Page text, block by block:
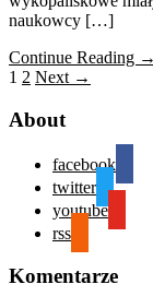
naukowcy […]
Continue Reading →
1 2 Next →
About
facebook
twitter
youtube
rss
Komentarze